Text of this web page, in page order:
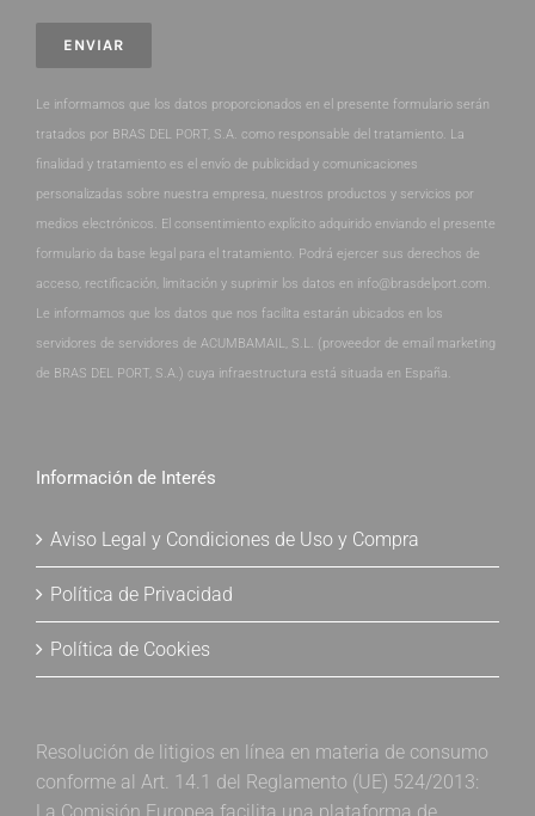
Le informamos que los datos proporcionados en el presente formulario serán
tratados por BRAS DEL PORT, S.A. como responsable del tratamiento. La
finalidad y tratamiento es el envío de publicidad y comunicaciones
personalizadas sobre nuestra empresa, nuestros productos y servicios por
medios electrónicos. El consentimiento explícito adquirido enviando el presente
formulario da base legal para el tratamiento. Podrá ejercer sus derechos de
acceso, rectificación, limitación y suprimir los datos en info@brasdelport.com.
Le informamos que los datos que nos facilita estarán ubicados en los
servidores de servidores de ACUMBAMAIL, S.L. (proveedor de email marketing
de BRAS DEL PORT, S.A.) cuya infraestructura está situada en España.
Información de Interés
Aviso Legal y Condiciones de Uso y Compra
Política de Privacidad
Política de Cookies
Resolución de litigios en línea en materia de consumo
conforme al Art. 14.1 del Reglamento (UE) 524/2013: